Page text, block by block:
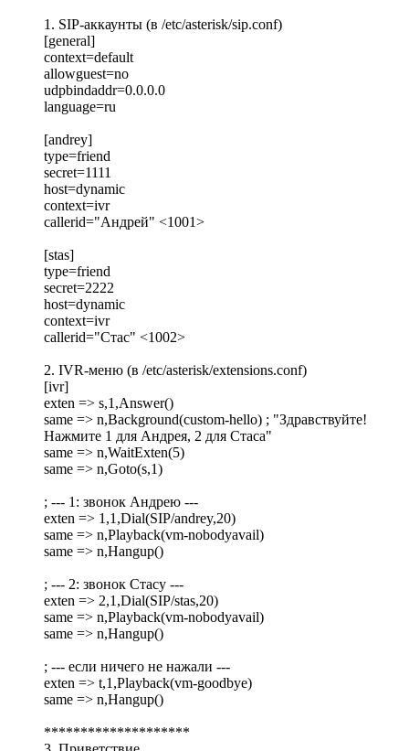
1. SIP-аккаунты (в /etc/asterisk/sip.conf)
[general]
context=default
allowguest=no
udpbindaddr=0.0.0.0
language=ru
[andrey]
type=friend
secret=1111
host=dynamic
context=ivr
callerid="Андрей" <1001>
[stas]
type=friend
secret=2222
host=dynamic
context=ivr
callerid="Стас" <1002>
2. IVR-меню (в /etc/asterisk/extensions.conf)
[ivr]
exten => s,1,Answer()
same => n,Background(custom-hello) ; "Здравствуйте!
Нажмите 1 для Андрея, 2 для Стаса"
same => n,WaitExten(5)
same => n,Goto(s,1)
; --- 1: звонок Андрею ---
exten => 1,1,Dial(SIP/andrey,20)
same => n,Playback(vm-nobodyavail)
same => n,Hangup()
; --- 2: звонок Стасу ---
exten => 2,1,Dial(SIP/stas,20)
same => n,Playback(vm-nobodyavail)
same => n,Hangup()
; --- если ничего не нажали ---
exten => t,1,Playback(vm-goodbye)
same => n,Hangup()
********************